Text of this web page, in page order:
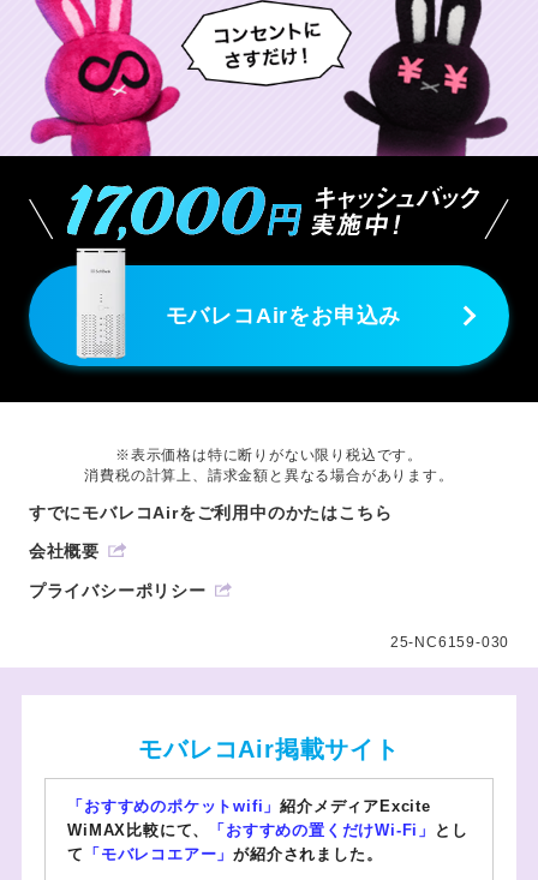
モバレコAirをお申込み
※表示価格は特に断りがない限り税込です。
消費税の計算上、請求金額と異なる場合があります。
すでにモバレコAirをご利用中のかたはこちら
会社概要
プライバシーポリシー
25-NC6159-030
モバレコAir掲載サイト
「おすすめのポケットwifi」紹介メディアExcite
WiMAX比較にて、
「おすすめの置くだけWi-Fi」
とし
て 「モバレコエアー」が紹介されました。